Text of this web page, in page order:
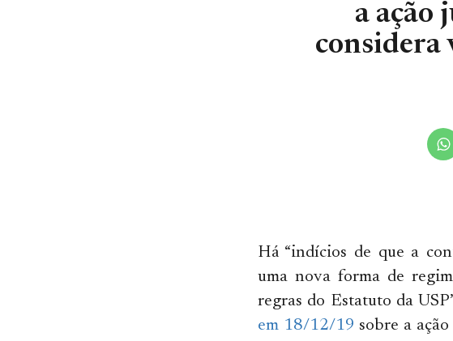
a ação
considera
Há “indícios de que a
uma nova forma de
regras do Estatuto da
em 18/12/19 sobre a